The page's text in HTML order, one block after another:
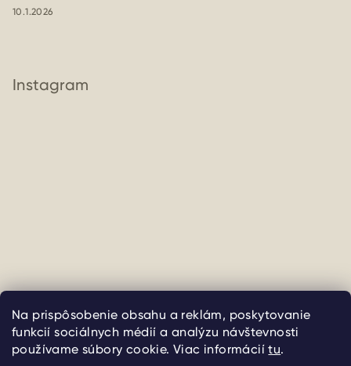
Na prispôsobenie obsahu a reklám, poskytovanie
funkcií sociálnych médií a analýzu návštevnosti
používame súbory cookie. Viac informáciítu.
10.1.2026
Instagram
Sledovať na Instagrame
Copyright 2026uliate. Všetky práva vyhradené.